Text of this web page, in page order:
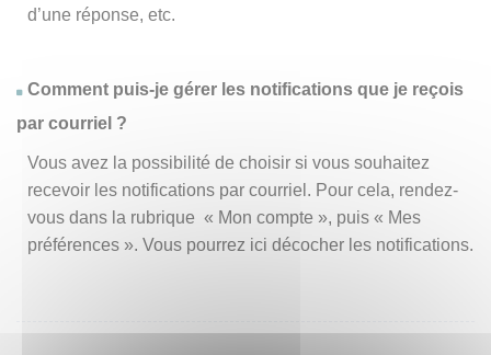
d’une réponse, etc.
Comment puis-je gérer les notifications que je reçois
par courriel ?
Vous avez la possibilité de choisir si vous souhaitez
recevoir les notifications par courriel. Pour cela, rendez-
vous dans la rubrique « Mon compte », puis « Mes
préférences ». Vous pourrez ici décocher les notifications.